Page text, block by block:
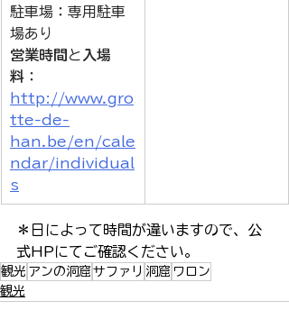
駐車場：専用駐車
場あり
営業時間 と 入場
料 ：
http://www.gro
tte-de-
han.be/en/cale
ndar/individual
s
＊日によって時間が違いますので、公
式HPにてご確認ください。
観光 アンの洞窟 サファリ 洞窟 ワロン
観光